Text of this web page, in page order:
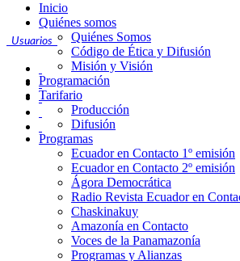
Usuarios
Inicio
Quiénes somos
Quiénes Somos
Código de Ética y Difusión
Misión y Visión
Programación
Tarifario
Producción
Difusión
Programas
Ecuador en Contacto 1º emisión
Ecuador en Contacto 2º emisión
Ágora Democrática
Radio Revista Ecuador en
Chaskinakuy
Amazonía en Contacto
Voces de la Panamazonía
Programas y Alianzas